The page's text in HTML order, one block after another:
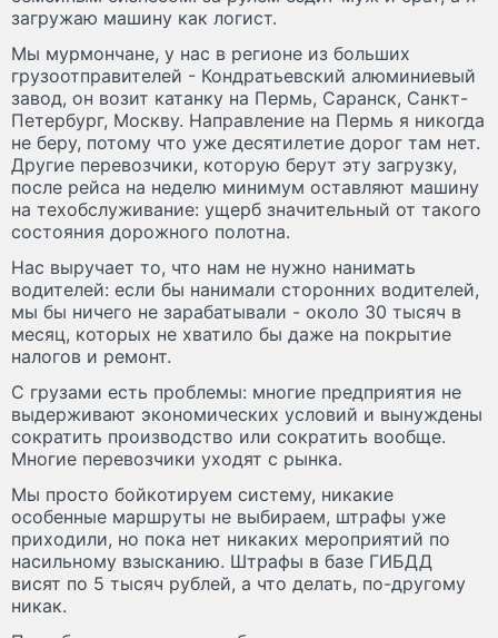
загружаю машину как логист.
Мы мурмончане, у нас в регионе из больших
грузоотправителей - Кондратьевский алюминиевый
завод, он возит катанку на Пермь, Саранск, Санкт-
Петербург, Москву. Направление на Пермь я никогда
не беру, потому что уже десятилетие дорог там нет.
Другие перевозчики, которую берут эту загрузку,
после рейса на неделю минимум оставляют машину
на техобслуживание: ущерб значительный от такого
состояния дорожного полотна.
Нас выручает то, что нам не нужно нанимать
водителей: если бы нанимали сторонних водителей,
мы бы ничего не зарабатывали - около 30 тысяч в
месяц, которых не хватило бы даже на покрытие
налогов и ремонт.
С грузами есть проблемы: многие предприятия не
выдерживают экономических условий и вынуждены
сократить производство или сократить вообще.
Многие перевозчики уходят с рынка.
Мы просто бойкотируем систему, никакие
особенные маршруты не выбираем, штрафы уже
приходили, но пока нет никаких мероприятий по
насильному взысканию. Штрафы в базе ГИБДД
висят по 5 тысяч рублей, а что делать, по-другому
никак.